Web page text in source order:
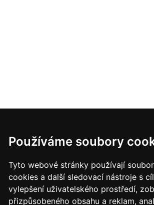
Používáme soubory
Tyto webové stránky používají
cookies a další sledovací nástroje s
vylepšení uživatelského prostředí,
přizpůsobeného obsahu a reklam,